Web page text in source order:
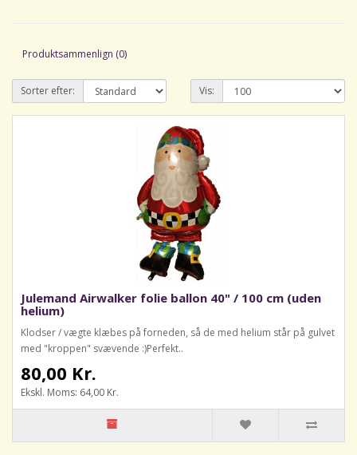
Produktsammenlign (0)
Sorter efter: Vis:
Julemand Airwalker folie ballon 40" / 100 cm (uden
helium)
Klodser / vægte klæbes på forneden, så de med helium står på gulvet
med "kroppen" svævende :)Perfekt..
80,00 Kr.
Ekskl. Moms: 64,00 Kr.